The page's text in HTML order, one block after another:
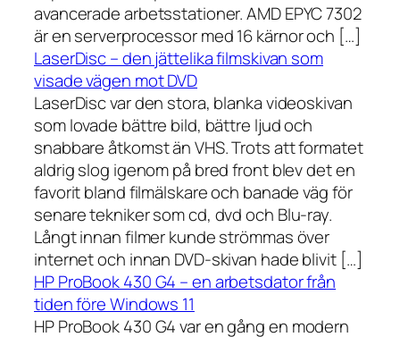
avancerade arbetsstationer. AMD EPYC 7302
är en serverprocessor med 16 kärnor och […]
LaserDisc – den jättelika filmskivan som
visade vägen mot DVD
LaserDisc var den stora, blanka videoskivan
som lovade bättre bild, bättre ljud och
snabbare åtkomst än VHS. Trots att formatet
aldrig slog igenom på bred front blev det en
favorit bland filmälskare och banade väg för
senare tekniker som cd, dvd och Blu-ray.
Långt innan filmer kunde strömmas över
internet och innan DVD-skivan hade blivit […]
HP ProBook 430 G4 – en arbetsdator från
tiden före Windows 11
HP ProBook 430 G4 var en gång en modern